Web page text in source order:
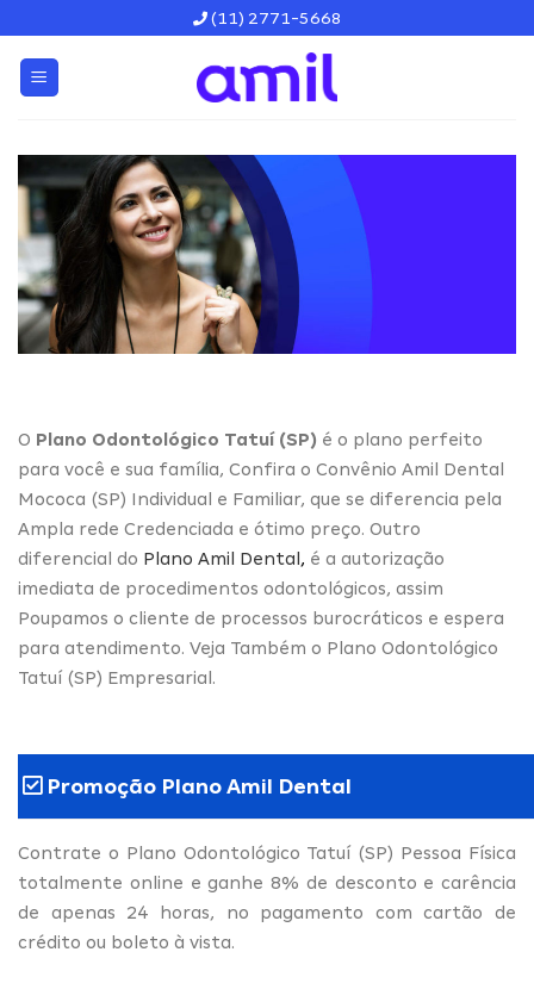
content
(11) 2771-5668
O Plano Odontológico Tatuí (SP) é o plano perfeito
para você e sua família, Confira o Convênio Amil Dental
Mococa (SP) Individual e Familiar, que se diferencia pela
Ampla rede Credenciada e ótimo preço. Outro
diferencial do Plano Amil Dental , é a autorização
imediata de procedimentos odontológicos, assim
Poupamos o cliente de processos burocráticos e espera
para atendimento. Veja Também o Plano Odontológico
Tatuí (SP) Empresarial.
Promoção Plano Amil Dental
Contrate o Plano Odontológico Tatuí (SP) Pessoa Física
totalmente online e ganhe 8% de desconto e carência
de apenas 24 horas, no pagamento com cartão de
crédito ou boleto à vista.